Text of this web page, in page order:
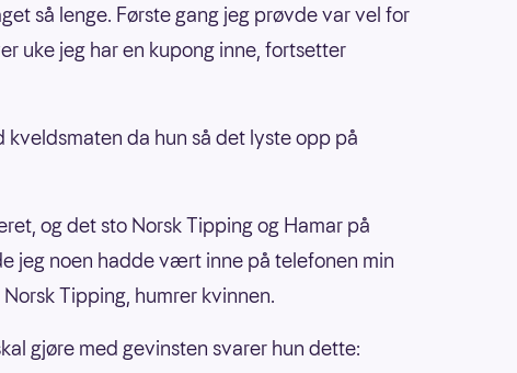
så lenge. Første gang jeg prøvde var vel for
uke jeg har en kupong inne, fortsetter
kveldsmaten da hun så det lyste opp på
og det sto Norsk Tipping og Hamar på
jeg noen hadde vært inne på telefonen min
Tipping, humrer kvinnen.
gjøre med gevinsten svarer hun dette: